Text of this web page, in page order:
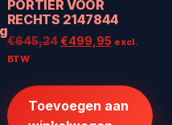
PORTIER VOOR
RECHTS 2147844
€645,24 Oorspronkelijke
€499,95Huidige
€499,95.
excl.
BTW
Toevoegen aan